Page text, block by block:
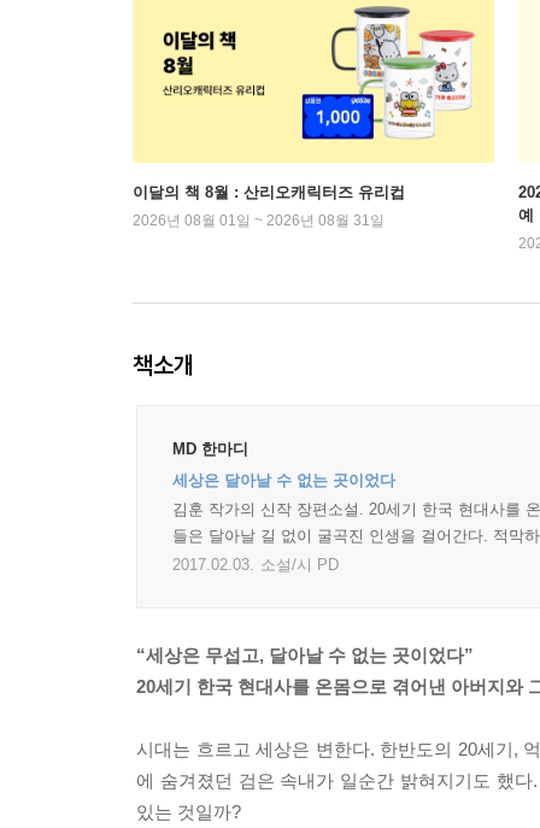
이달의 책 8월 : 산리오캐릭터즈 유리컵
2026년 08월 01일 ~ 2026년 08월 31일
예
책소개
MD 한마디
세상은 달아날 수 없는 곳이었다
김훈 작가의 신작 장편소설. 20세기 한국 현대사를
들은 달아날 길 없이 굴곡진 인생을 걸어간다. 적막
2017.02.03. 소설/시 PD
“세상은 무섭고, 달아날 수 없는 곳이었다”
20세기 한국 현대사를 온몸으로 겪어낸 아버지와
시대는 흐르고 세상은 변한다. 한반도의 20세기,
에 숨겨졌던 검은 속내가 일순간 밝혀지기도 했
있는 것일까?